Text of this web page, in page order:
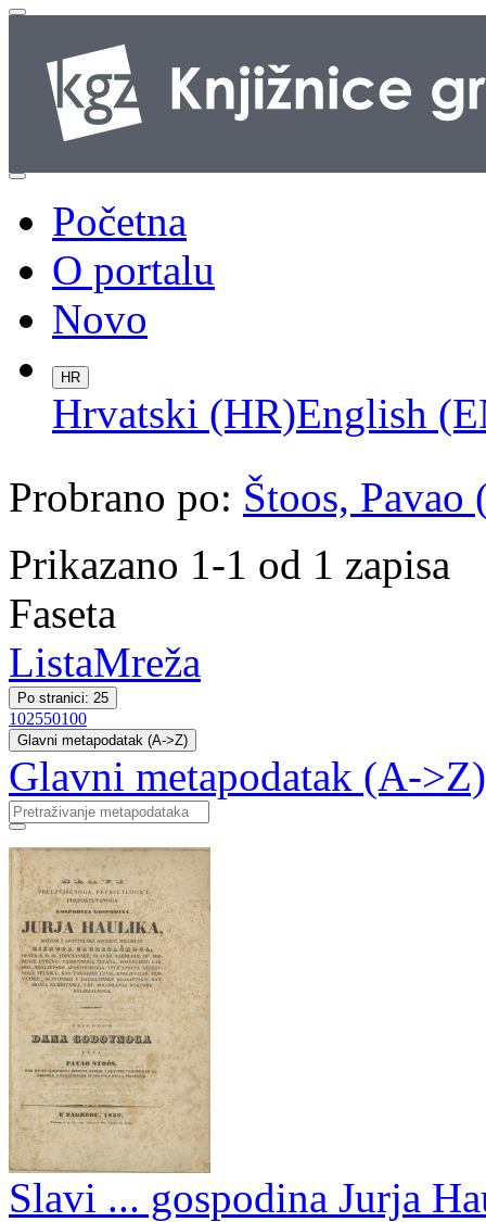
Početna
O portalu
Novo
HR
Hrvatski (HR)English
Probrano po: Štoos,
Prikazano 1-1 od 1 zapisa
Faseta
ListaMreža
Po stranici: 25
102550100
Glavni metapodatak (A->Z)
Glavni metapodatak (A->Z)
Slavi ... gospodina Jurja